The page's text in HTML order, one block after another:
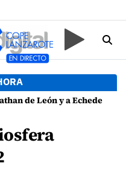
por presuntas anomalías en contratos festivos